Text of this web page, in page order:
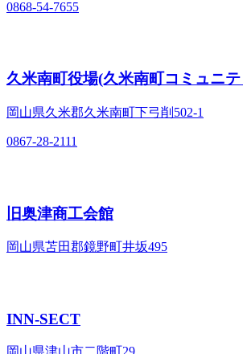
0868-54-7655
久米南町役場(久米南町コミュニ
岡山県久米郡久米南町下弓削502-1
0867-28-2111
旧奥津商工会館
岡山県苫田郡鏡野町井坂495
INN-SECT
岡山県津山市二階町29